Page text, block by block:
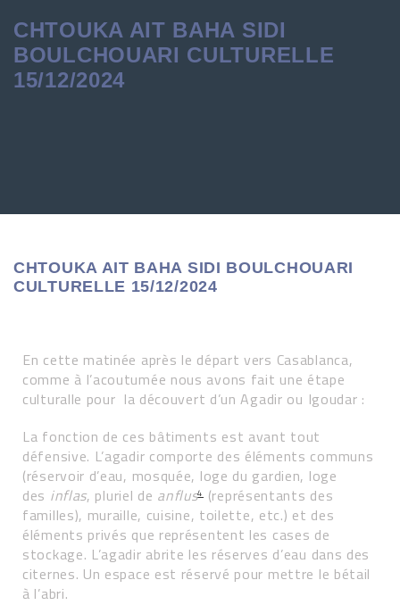
CHTOUKA AIT BAHA SIDI
BOULCHOUARI CULTURELLE
15/12/2024
CHTOUKA AIT BAHA SIDI BOULCHOUARI
CULTURELLE 15/12/2024
En cette matinée après le départ vers Casablanca,
comme à l’acoutumée nous avons fait une étape
culturalle pour la découvert d’un Agadir ou Igoudar :
La fonction de ces bâtiments est avant tout
défensive. L’agadir comporte des éléments communs
(réservoir d’eau, mosquée, loge du gardien, loge
des inflas, pluriel de anflus4 (représentants des
familles), muraille, cuisine, toilette, etc.) et des
éléments privés que représentent les cases de
stockage. L’agadir abrite les réserves d’eau dans des
citernes. Un espace est réservé pour mettre le bétail
à l’abri.